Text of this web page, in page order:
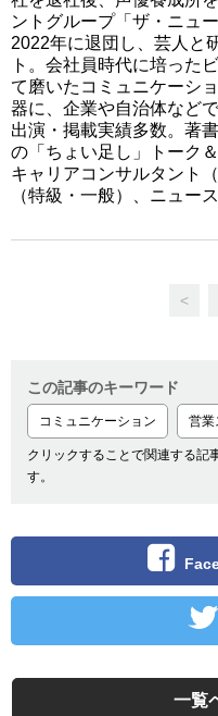
ントグループ「ザ・ニュ
2022年に退団し、芸人と
ト。会社員時代に培った
て磨いたコミュニケーシ
器に、企業や自治体など
出演・掲載実績多数。著
の「ちょい足し」トーク
キャリアコンサルタント
（特級・一般）、ニュー
<
この記事のキーワード
コミュニケーション 営業
クリックすることで関連する記
す。
一覧